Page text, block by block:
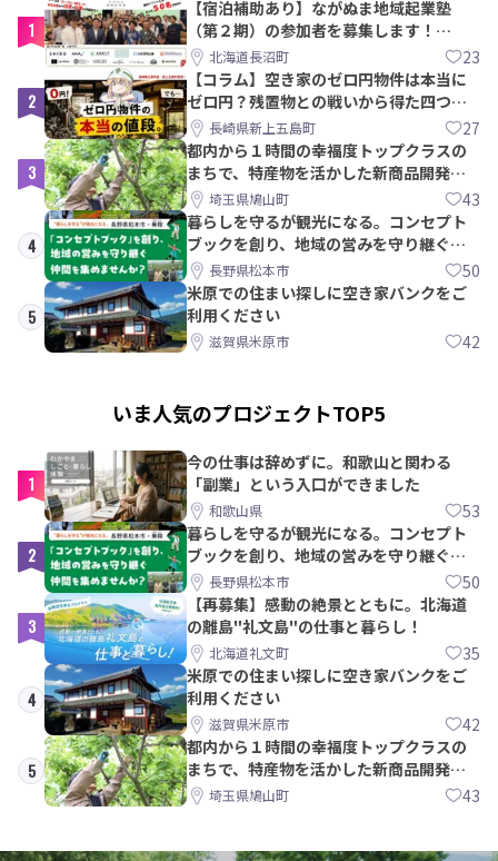
1
【宿泊補助あり】ながぬま地域起業塾
（第２期）の参加者を募集します！
【8/21〆】
北海道長沼町 23
2
【コラム】空き家のゼロ円物件は本当に
ゼロ円？残置物との戦いから得た四つの
教訓｜新上五島町
長崎県新上五島町 27
3
都内から１時間の幸福度トップクラスの
まちで、特産物を活かした新商品開発＆
PRメンバー募集！
埼玉県鳩山町 43
4
暮らしを守るが観光になる。コンセプト
ブックを創り、地域の営みを守り継ぐ仲
間を集めませんか？
長野県松本市 50
5
米原での住まい探しに空き家バンクをご
利用ください
滋賀県米原市 42
いま人気のプロジェクトTOP5
1
今の仕事は辞めずに。和歌山と関わる
「副業」という入口ができました
和歌山県 53
2
暮らしを守るが観光になる。コンセプト
ブックを創り、地域の営みを守り継ぐ仲
間を集めませんか？
長野県松本市 50
3
【再募集】感動の絶景とともに。北海道
の離島"礼文島"の仕事と暮らし！
北海道礼文町 35
4
米原での住まい探しに空き家バンクをご
利用ください
滋賀県米原市 42
5
都内から１時間の幸福度トップクラスの
まちで、特産物を活かした新商品開発＆
PRメンバー募集！
埼玉県鳩山町 43